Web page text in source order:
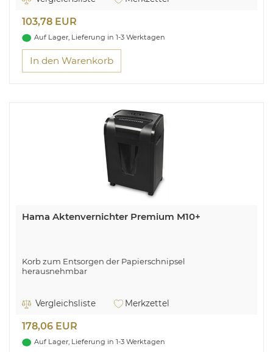
103,78 EUR
Auf Lager, Lieferung in 1-3 Werktagen
In den Warenkorb
Hama Aktenvernichter Premium M10+
Korb zum Entsorgen der Papierschnipsel
herausnehmbar
Vergleichsliste Merkzettel
178,06 EUR
Auf Lager, Lieferung in 1-3 Werktagen